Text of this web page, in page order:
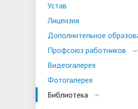
Профсоюз работников
Бассейн
Военный учебный центр
Прием 2026. Ординатура
Особая квота
Профком студентов
Объединенный совет
Конференции
Научные труды КГУ
Устав
Лицензия
Дополнительное
Профсоюз работников
Видеогалерея
Фотогалерея
Библиотека